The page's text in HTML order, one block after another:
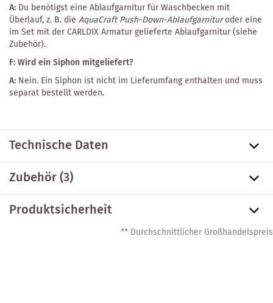
A: Du benötigst eine Ablaufgarnitur für Waschbecken mit
Überlauf, z. B. die AquaCraft Push-Down-Ablaufgarnituroder eine
im Set mit der CARLDIX Armatur gelieferte Ablaufgarnitur (siehe
Zubehör).
F: Wird ein Siphon mitgeliefert?
A: Nein. Ein Siphon ist nicht im Lieferumfang enthalten und muss
separat bestellt werden.
Technische Daten
Zubehör(3)
Produktsicherheit
** Durchschnittlicher Großhandelspreis